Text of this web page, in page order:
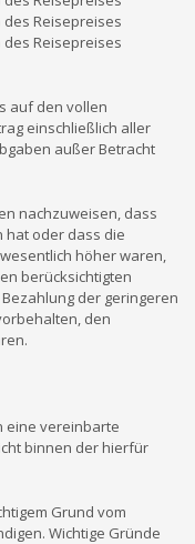
des Reisepreises
des Reisepreises
auf den vollen
einschließlich aller
außer Betracht
nachzuweisen, dass
hat oder dass die
höher waren,
berücksichtigten
der geringeren
den
eine vereinbarte
binnen der hierfür
Grund vom
Wichtige Gründe